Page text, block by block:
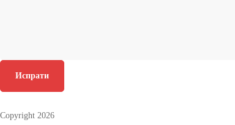
Испрати
Copyright 2026